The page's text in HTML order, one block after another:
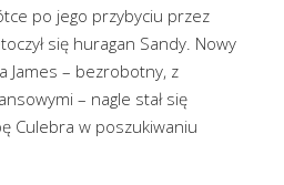
po jego przybyciu przez
się huragan Sandy. Nowy
James – bezrobotny, z
– nagle stał się
Culebra w poszukiwaniu